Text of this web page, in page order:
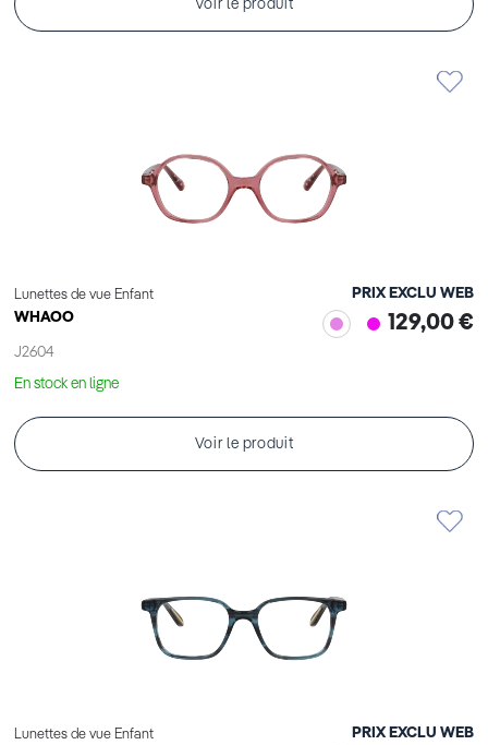
Voir le produit
Lunettes de vue Enfant
WHAOO
J2604
PRIX EXCLU WEB
129,00 €
En stock en ligne
Voir le produit
Lunettes de vue Enfant PRIX EXCLU WEB